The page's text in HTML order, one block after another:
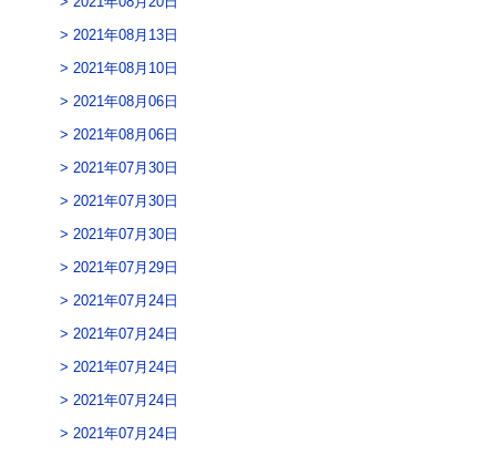
2021年08月13日
2021年08月10日
2021年08月06日
2021年08月06日
2021年07月30日
2021年07月30日
2021年07月30日
2021年07月29日
2021年07月24日
2021年07月24日
2021年07月24日
2021年07月24日
2021年07月24日